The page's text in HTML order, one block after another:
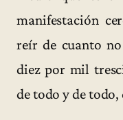
manifestación
reír de cuanto
diez por mil
de todo y de